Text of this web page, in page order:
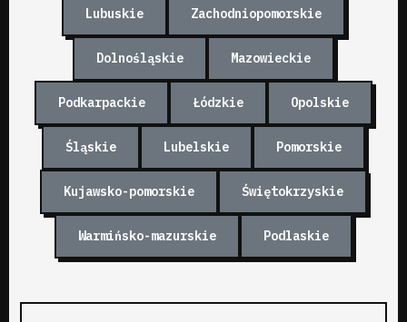
Lubuskie Zachodniopomorskie
Dolnośląskie Mazowieckie
Podkarpackie Łódzkie Opolskie
Śląskie Lubelskie Pomorskie
Kujawsko-pomorskie Świętokrzyskie
Warmińsko-mazurskie Podlaskie